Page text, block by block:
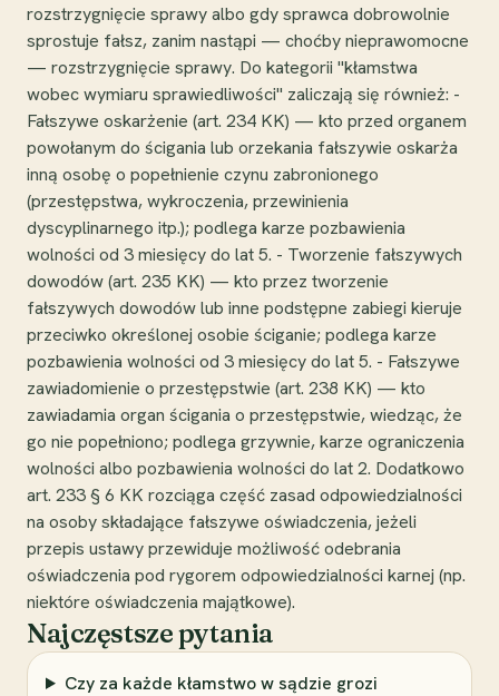
rozstrzygnięcie sprawy albo gdy sprawca dobrowolnie
sprostuje fałsz, zanim nastąpi — choćby nieprawomocne
— rozstrzygnięcie sprawy. Do kategorii "kłamstwa
wobec wymiaru sprawiedliwości" zaliczają się również: -
Fałszywe oskarżenie (art. 234 KK) — kto przed organem
powołanym do ścigania lub orzekania fałszywie oskarża
inną osobę o popełnienie czynu zabronionego
(przestępstwa, wykroczenia, przewinienia
dyscyplinarnego itp.); podlega karze pozbawienia
wolności od 3 miesięcy do lat 5. - Tworzenie fałszywych
dowodów (art. 235 KK) — kto przez tworzenie
fałszywych dowodów lub inne podstępne zabiegi kieruje
przeciwko określonej osobie ściganie; podlega karze
pozbawienia wolności od 3 miesięcy do lat 5. - Fałszywe
zawiadomienie o przestępstwie (art. 238 KK) — kto
zawiadamia organ ścigania o przestępstwie, wiedząc, że
go nie popełniono; podlega grzywnie, karze ograniczenia
wolności albo pozbawienia wolności do lat 2. Dodatkowo
art. 233 § 6 KK rozciąga część zasad odpowiedzialności
na osoby składające fałszywe oświadczenia, jeżeli
przepis ustawy przewiduje możliwość odebrania
oświadczenia pod rygorem odpowiedzialności karnej (np.
niektóre oświadczenia majątkowe).
Najczęstsze pytania
Czy za każde kłamstwo w sądzie grozi